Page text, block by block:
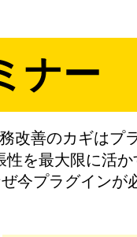
ナー
善のカギはプ
を最大限に活か
今プラグインが